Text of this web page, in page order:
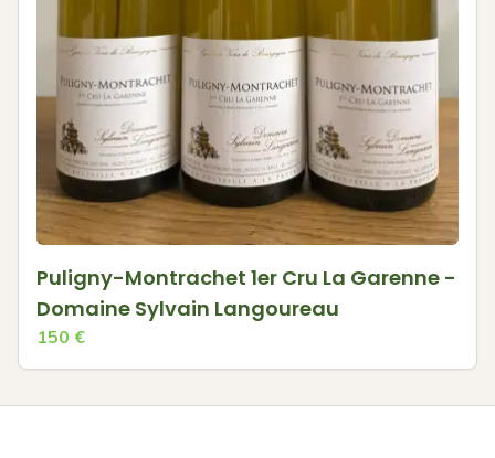
Puligny-Montrachet 1er Cru La Garenne -
Domaine Sylvain Langoureau
150 €